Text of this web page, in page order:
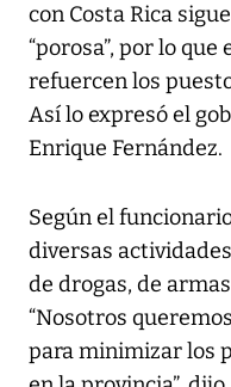
con Costa Rica
“porosa”, por lo que
refuercen los
Así lo expresó el
Enrique Fernández.
Según el
diversas
de drogas, de
“Nosotros
para minimizar los